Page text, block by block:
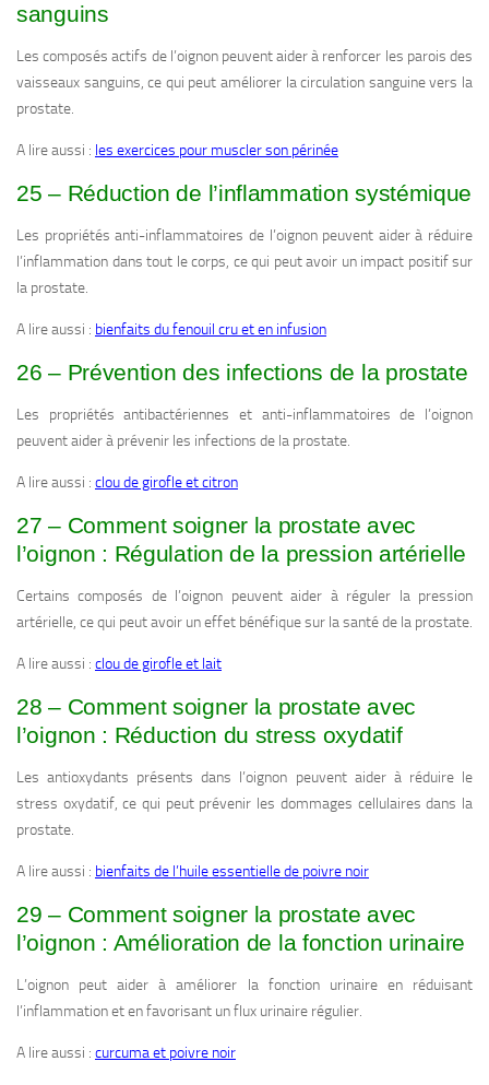
sanguins
Les composés actifs de l’oignon peuvent aider à renforcer les parois des
vaisseaux sanguins, ce qui peut améliorer la circulation sanguine vers la
prostate.
A lire aussi : les exercices pour muscler son périnée
25 – Réduction de l’inflammation systémique
Les propriétés anti-inflammatoires de l’oignon peuvent aider à réduire
l’inflammation dans tout le corps, ce qui peut avoir un impact positif sur
la prostate.
A lire aussi : bienfaits du fenouil cru et en infusion
26 – Prévention des infections de la prostate
Les propriétés antibactériennes et anti-inflammatoires de l’oignon
peuvent aider à prévenir les infections de la prostate.
A lire aussi : clou de girofle et citron
27 – Comment soigner la prostate avec
l’oignon : Régulation de la pression artérielle
Certains composés de l’oignon peuvent aider à réguler la pression
artérielle, ce qui peut avoir un effet bénéfique sur la santé de la prostate.
A lire aussi : clou de girofle et lait
28 – Comment soigner la prostate avec
l’oignon : Réduction du stress oxydatif
Les antioxydants présents dans l’oignon peuvent aider à réduire le
stress oxydatif, ce qui peut prévenir les dommages cellulaires dans la
prostate.
A lire aussi : bienfaits de l’huile essentielle de poivre noir
29 – Comment soigner la prostate avec
l’oignon : Amélioration de la fonction urinaire
L’oignon peut aider à améliorer la fonction urinaire en réduisant
l’inflammation et en favorisant un flux urinaire régulier.
A lire aussi : curcuma et poivre noir